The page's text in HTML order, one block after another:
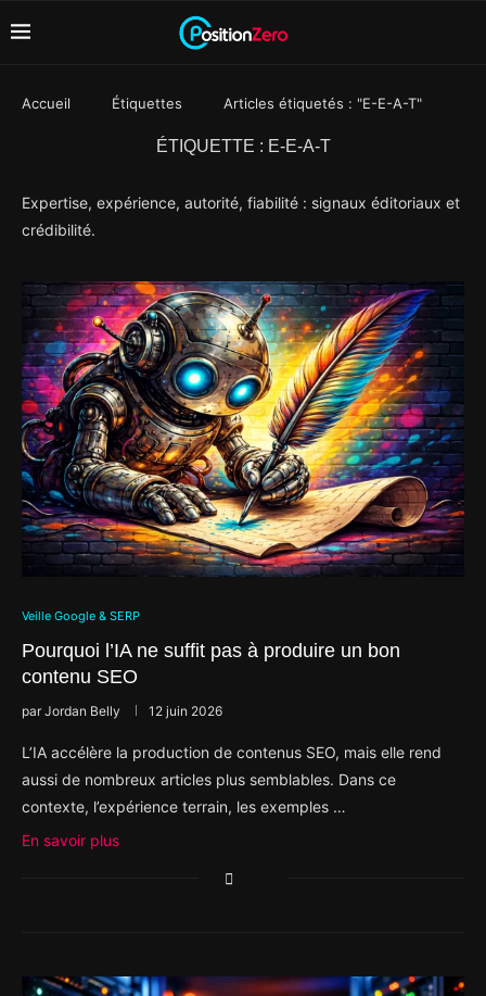
Accueil Étiquettes Articles étiquetés : "E-E-A-T"
ÉTIQUETTE : E-E-A-T
Expertise, expérience, autorité, fiabilité : signaux éditoriaux et
crédibilité.
Veille Google & SERP
Pourquoi l’IA ne suffit pas à produire un bon
contenu SEO
parJordan Belly 12 juin 2026
L’IA accélère la production de contenus SEO, mais elle rend
aussi de nombreux articles plus semblables. Dans ce
contexte, l’expérience terrain, les exemples …
En savoir plus